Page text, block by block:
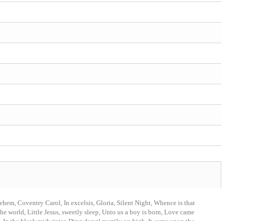
Coventry Carol, In excelsis, Gloria, Silent Night, Whence is that
world, Little Jesus, sweetly sleep, Unto us a boy is born, Love came